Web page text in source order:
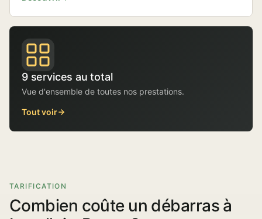
9 services au total
Vue d'ensemble de toutes nos prestations.
Tout voir
TARIFICATION
Combien coûte un débarras à